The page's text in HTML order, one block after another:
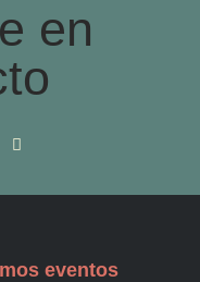
en
eventos